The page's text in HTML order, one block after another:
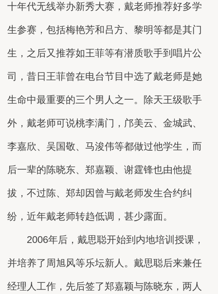
十年代无线举办新秀大赛，戴老师推荐好多学
生参赛，包括梅艳芳和吕方、黎明等都是其门
生，之后又推荐如王菲等有潜质歌手到唱片公
司，昔日王菲曾在电台节目中选了戴老师是她
生命中最重要的三个男人之一。除天王级歌手
外，戴老师可说桃李满门，邝美云、金城武、
李嘉欣、吴国敬、马浚伟等都做过他学生，而
后一辈的陈晓东、郑嘉颖、谢霆锋也由他提
拔，不过陈、郑却因曾与戴老师发生合约纠
纷，近年戴老师转趋低调，甚少露面。
2006年后，戴思聪开始到内地培训授课，
并培养了周旭风等乐坛新人。戴思聪后来兼任
经理人工作，先后签了郑嘉颖与陈晓东，两人